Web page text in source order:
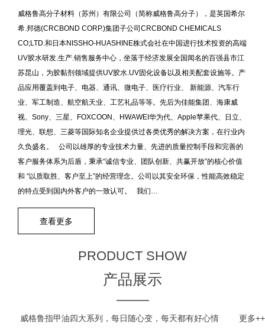
威格鲁高分子材料（苏州）有限公司（简称威格鲁高分子），是英国希尔
希.邦德(CRCBOND CORP.)集团子公司CRCBOND CHEMICALS
CO;LTD.和日本NISSHO-HUASHINE株式会社在中国进行技术投资的高端
UV胶水研发.生产.销售服务中心，坐落于经济发展全国闻名的百强县市江
苏昆山，为胶黏剂领域提供UV胶水.UV固化设备以及相关配套设施等。产
品应用覆盖到电子、电器、通讯、微电子、医疗行业、 新能源、汽车行
业、军工制造、航空航天业、工艺礼品等等。先后为佳能集团、海康威
视、Sony、三星、FOXCOON、HWAWEI华为代、Apple苹果代、日立、
理光、联想、三菱等国际知名企业提供过各类优秀的解决方案，在行业内
久负盛名。 公司以雄厚的专业技术力量、先进的质量控制手段和完善的
客户服务体系为后盾，秉承“诚信专业、团队创新、共赢开放”的核心价值
和 “以质取胜、客户至上”的经营理念。公司以其安全环保，性能高效稳定
的特点受到国内外客户的一致认可。 我们…
查看更多
PRODUCT SHOW
产品展示
威格鲁指甲油四大系列，每日随心变，每天都有好心情 更多++